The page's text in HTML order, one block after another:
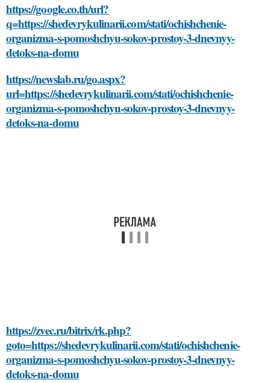
https://google.co.th/url?
q=https://shedevrykulinarii.com/stati/ochishchenie-
organizma-s-pomoshchyu-sokov-prostoy-3-dnevnyy-
detoks-na-domu
https://newslab.ru/go.aspx?
url=https://shedevrykulinarii.com/stati/ochishchenie-
organizma-s-pomoshchyu-sokov-prostoy-3-dnevnyy-
detoks-na-domu
https://zvec.ru/bitrix/rk.php?
goto=https://shedevrykulinarii.com/stati/ochishchenie-
organizma-s-pomoshchyu-sokov-prostoy-3-dnevnyy-
detoks-na-domu